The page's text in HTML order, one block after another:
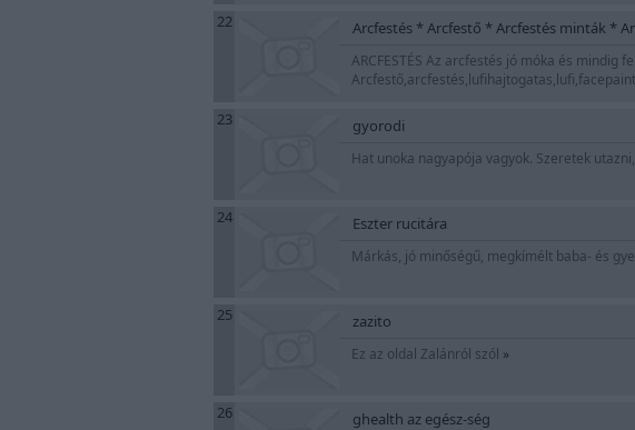
22 Arcfestés * Arcfestő * Arcfestés minták *
ARCFESTÉS Az arcfestés jó móka és
23 gyorodi
Hat unoka nagyapója vagyok. Szeretek
24 Eszter rucitára
Márkás, jó minőségű, megkímélt baba- és
25 zazito
Ez az oldal Zalánról szól »
26 ghealth az egész-ség